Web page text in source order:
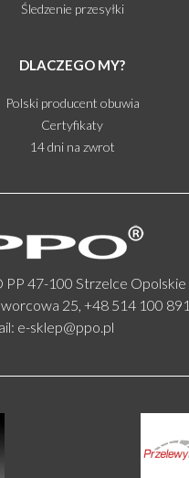
Śledzenie przesyłki
DLACZEGO MY?
Polski producent obuwia
Certyfikaty
14 dni na zwrot
PP 47-100 Strzelce Opolskie
25, +48 514 100 891
e-sklep@ppo.pl